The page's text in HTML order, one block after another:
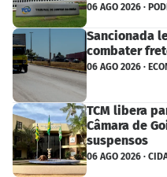
06 AGO 2026 ·
Sancionada
combater
06 AGO 2026 ·
TCM libera
Câmara de
suspensos
06 AGO 2026 ·